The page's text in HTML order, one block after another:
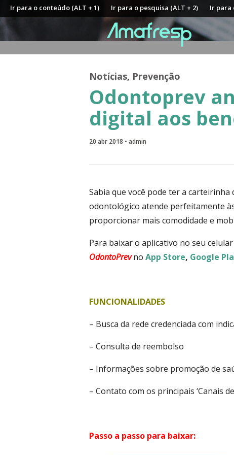
Ir para o conteúdo (ALT + 1) Ir para o pesquisa (ALT + 2) Ir para
Notícias, Prevenção
Odontoprev
digital aos
20 abr 2018 • admin
Sabia que você pode ter a
odontológico atende perfeitamente
proporcionar mais comodidade e
Para baixar o aplicativo no seu
OdontoPrev no App Store, Google
FUNCIONALIDADES
– Busca da rede credenciada com
– Consulta de reembolso
– Informações sobre promoção de
– Contato com os principais ‘Canais
Passo a passo para baixar: